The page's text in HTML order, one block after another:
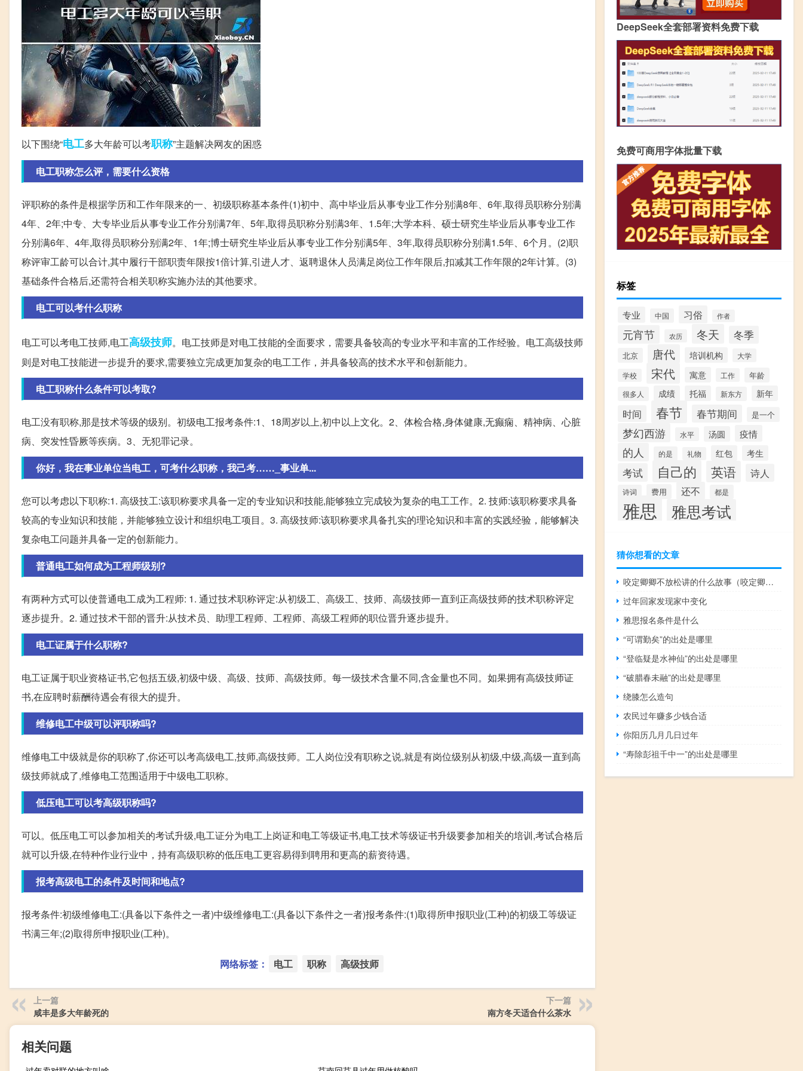
以下围绕“电工多大年龄可以考职称”主题解决网友的困惑
电工职称怎么评，需要什么资格
评职称的条件是根据学历和工作年限来的一、初级职称基本条件(1)初中、高中毕业后从事专业工作分别满8年、6年,取得员职称分别满
4年、2年;中专、大专毕业后从事专业工作分别满7年、5年,取得员职称分别满3年、1.5年;大学本科、硕士研究生毕业后从事专业工作
分别满6年、4年,取得员职称分别满2年、1年;博士研究生毕业后从事专业工作分别满5年、3年,取得员职称分别满1.5年、6个月。(2)职
称评审工龄可以合计,其中履行干部职责年限按1倍计算,引进人才、返聘退休人员满足岗位工作年限后,扣减其工作年限的2年计算。(3)
基础条件合格后,还需符合相关职称实施办法的其他要求。
电工可以考什么职称
电工可以考电工技师,电工高级技师。电工技师是对电工技能的全面要求，需要具备较高的专业水平和丰富的工作经验。电工高级技师
则是对电工技能进一步提升的要求,需要独立完成更加复杂的电工工作，并具备较高的技术水平和创新能力。
电工职称什么条件可以考取?
电工没有职称,那是技术等级的级别。初级电工报考条件:1、18周岁以上,初中以上文化。2、体检合格,身体健康,无癫痫、精神病、心脏
病、突发性昏厥等疾病。3、无犯罪记录。
你好，我在事业单位当电工，可考什么职称，我己考……_事业单...
您可以考虑以下职称:1. 高级技工:该职称要求具备一定的专业知识和技能,能够独立完成较为复杂的电工工作。2. 技师:该职称要求具备
较高的专业知识和技能，并能够独立设计和组织电工项目。3. 高级技师:该职称要求具备扎实的理论知识和丰富的实践经验，能够解决
复杂电工问题并具备一定的创新能力。
普通电工如何成为工程师级别?
有两种方式可以使普通电工成为工程师: 1. 通过技术职称评定:从初级工、高级工、技师、高级技师一直到正高级技师的技术职称评定
逐步提升。2. 通过技术干部的晋升:从技术员、助理工程师、工程师、高级工程师的职位晋升逐步提升。
电工证属于什么职称?
电工证属于职业资格证书,它包括五级,初级中级、高级、技师、高级技师。每一级技术含量不同,含金量也不同。如果拥有高级技师证
书,在应聘时薪酬待遇会有很大的提升。
维修电工中级可以评职称吗?
维修电工中级就是你的职称了,你还可以考高级电工,技师,高级技师。工人岗位没有职称之说,就是有岗位级别从初级,中级,高级一直到高
级技师就成了,维修电工范围适用于中级电工职称。
低压电工可以考高级职称吗?
可以。低压电工可以参加相关的考试升级,电工证分为电工上岗证和电工等级证书,电工技术等级证书升级要参加相关的培训,考试合格后
就可以升级,在特种作业行业中，持有高级职称的低压电工更容易得到聘用和更高的薪资待遇。
报考高级电工的条件及时间和地点?
报考条件:初级维修电工:(具备以下条件之一者)中级维修电工:(具备以下条件之一者)报考条件:(1)取得所申报职业(工种)的初级工等级证
书满三年;(2)取得所申报职业(工种)。
网络标签： 电工 职称 高级技师
上一篇
咸丰是多大年龄死的
下一篇
南方冬天适合什么茶水
相关问题
DeepSeek全套部署资料免费下载
免费可商用字体批量下载
标签
专业 中国 习俗 作者
元宵节 农历 冬天 冬季
北京 唐代 培训机构 大学
学校 宋代 寓意 工作 年龄
很多人 成绩 托福 新东方 新年
时间 春节 春节期间 是一个
梦幻西游 水平 汤圆 疫情
的人 的是 礼物 红包 考生
考试 自己的 英语 诗人
诗词 费用 还不 都是
雅思 雅思考试
猜你想看的文章
咬定卿卿不放松讲的什么故事（咬定卿卿不放松txt下载微盘）
过年回家发现家中变化
雅思报名条件是什么
“可谓勤矣”的出处是哪里
“登临疑是水神仙”的出处是哪里
“破腊春未融”的出处是哪里
绕膝怎么造句
农民过年赚多少钱合适
你阳历几月几日过年
“寿除彭祖千中一”的出处是哪里